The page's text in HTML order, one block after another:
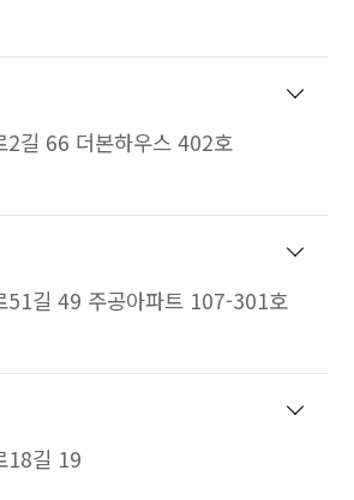
2길 66 더본하우스 402호
51길 49 주공아파트 107-301호
18길 19